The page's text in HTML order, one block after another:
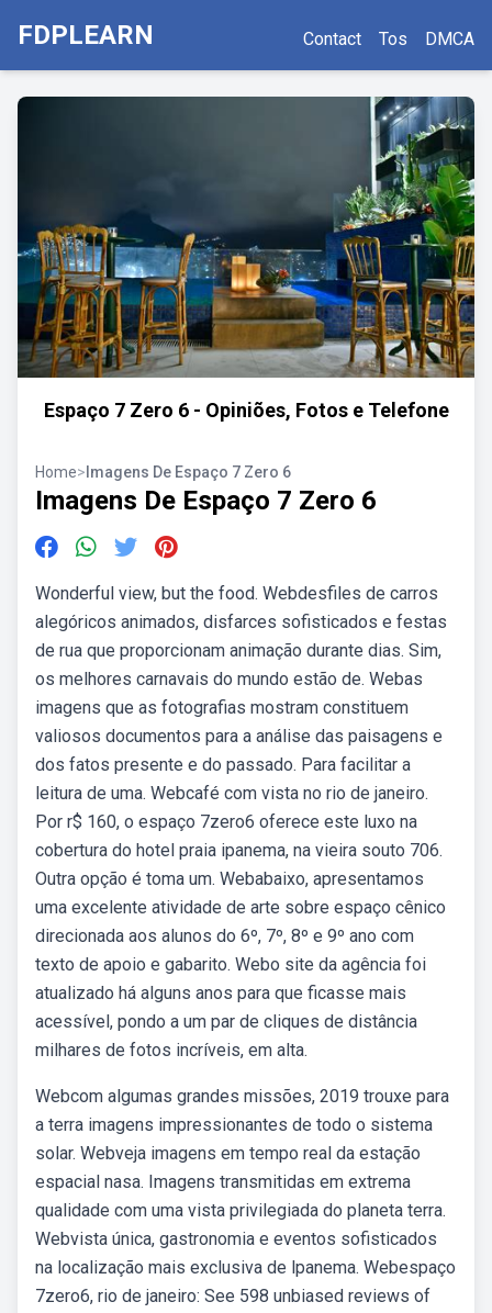
FDPLEARN Contact Tos DMCA
Espaço 7 Zero 6 - Opiniões, Fotos e Telefone
Home> Imagens De Espaço 7 Zero 6
Imagens De Espaço 7 Zero 6
Wonderful view, but the food. Webdesfiles de carros
alegóricos animados, disfarces sofisticados e festas
de rua que proporcionam animação durante dias. Sim,
os melhores carnavais do mundo estão de. Webas
imagens que as fotografias mostram constituem
valiosos documentos para a análise das paisagens e
dos fatos presente e do passado. Para facilitar a
leitura de uma. Webcafé com vista no rio de janeiro.
Por r$ 160, o espaço 7zero6 oferece este luxo na
cobertura do hotel praia ipanema, na vieira souto 706.
Outra opção é toma um. Webabaixo, apresentamos
uma excelente atividade de arte sobre espaço cênico
direcionada aos alunos do 6º, 7º, 8º e 9º ano com
texto de apoio e gabarito. Webo site da agência foi
atualizado há alguns anos para que ficasse mais
acessível, pondo a um par de cliques de distância
milhares de fotos incríveis, em alta.
Webcom algumas grandes missões, 2019 trouxe para
a terra imagens impressionantes de todo o sistema
solar. Webveja imagens em tempo real da estação
espacial nasa. Imagens transmitidas em extrema
qualidade com uma vista privilegiada do planeta terra.
Webvista única, gastronomia e eventos sofisticados
na localização mais exclusiva de lpanema. Webespaço
7zero6, rio de janeiro: See 598 unbiased reviews of